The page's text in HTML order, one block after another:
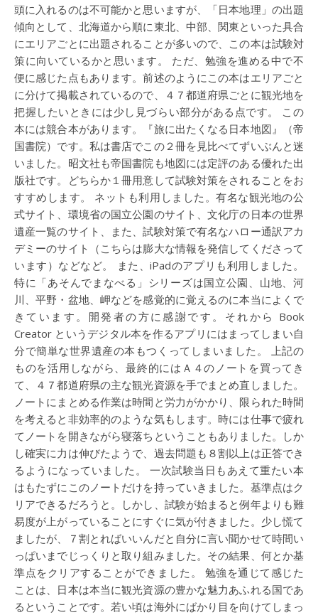
頭に入れるのは不可能かと思いますが、「日本地理」の出題
傾向として、北海道から順に東北、中部、関東といった具合
にエリアごとに出題されることが多いので、この本は試験対
策に向いているかと思います。 ただ、勉強を進める中で不
便に感じた点もあります。前述のようにこの本はエリアごと
に分けて掲載されているので、４７都道府県ごとに観光地を
把握したいときには少し見づらい部分がある点です。 この
本には競合本があります。『旅に出たくなる日本地図』（帝
国書院）です。私は書店でこの２冊を見比べてずいぶんと迷
いました。昭文社も帝国書院も地図には定評のある優れた出
版社です。どちらか１冊用意して試験対策をされることをお
すすめします。 ネットも利用しました。有名な観光地の公
式サイト、環境省の国立公園のサイト、文化庁の日本の世界
遺産一覧のサイト、また、試験対策で有名なハロー通訳アカ
デミーのサイト（こちらは膨大な情報を発信してくださって
います）などなど。 また、iPadのアプリも利用しました。
特に「あそんでまなべる」シリーズは国立公園、山地、河
川、平野・盆地、岬などを感覚的に覚えるのに本当によくで
きています。開発者の方に感謝です。それから Book
Creator というデジタル本を作るアプリにはまってしまい自
分で簡単な世界遺産の本もつくってしまいました。 上記の
ものを活用しながら、最終的にはＡ４のノートを買ってき
て、４７都道府県の主な観光資源を手でまとめ直しました。
ノートにまとめる作業は時間と労力がかかり、限られた時間
を考えると非効率的のような気もします。時には仕事で疲れ
てノートを開きながら寝落ちということもありました。しか
し確実に力は伸びたようで、過去問題も８割以上は正答でき
るようになっていました。 一次試験当日もあえて重たい本
はもたずにこのノートだけを持っていきました。基準点はク
リアできるだろうと。しかし、試験が始まると例年よりも難
易度が上がっていることにすぐに気が付きました。少し慌て
ましたが、７割とればいいんだと自分に言い聞かせて時間い
っぱいまでじっくりと取り組みました。その結果、何とか基
準点をクリアすることができました。 勉強を通じて感じた
ことは、日本は本当に観光資源の豊かな魅力あふれる国であ
るということです。若い頃は海外にばかり目を向けてしまっ